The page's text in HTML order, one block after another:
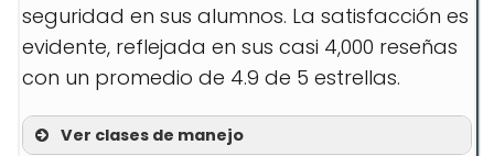
seguridad en sus alumnos. La satisfacción es
evidente, reflejada en sus casi 4,000 reseñas
con un promedio de 4.9 de 5 estrellas.
Ver clases de manejo